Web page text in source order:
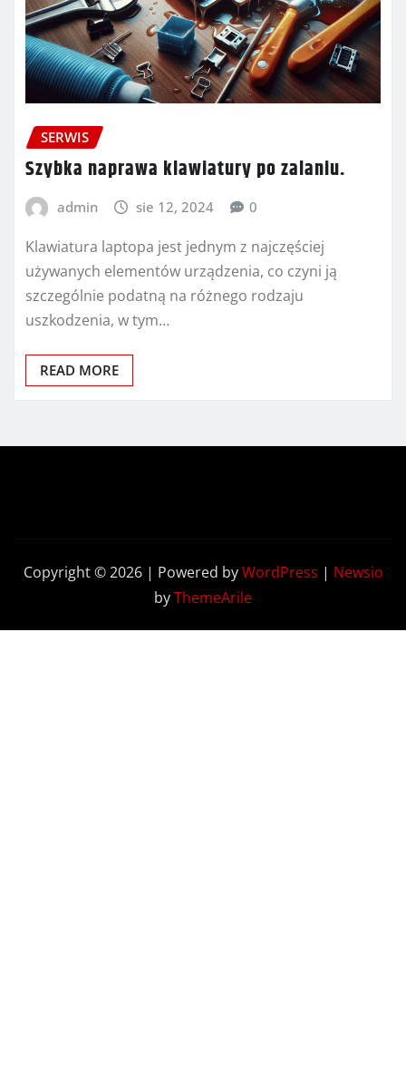
SERWIS
Szybka naprawa klawiatury po zalaniu.
admin sie 12, 2024 0
Klawiatura laptopa jest jednym z najczęściej
używanych elementów urządzenia, co czyni ją
szczególnie podatną na różnego rodzaju
uszkodzenia, w tym…
READ MORE
Copyright © 2026 | Powered byWordPress | Newsio
byThemeArile